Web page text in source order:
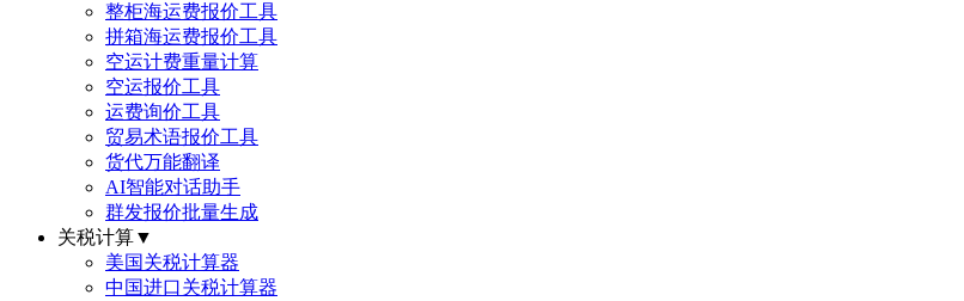
整柜海运费报价工具
拼箱海运费报价工具
空运计费重量计算
空运报价工具
运费询价工具
贸易术语报价工具
货代万能翻译
AI智能对话助手
群发报价批量生成
关税计算▼
美国关税计算器
中国进口关税计算器